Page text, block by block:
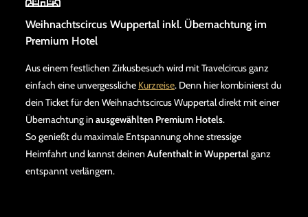
Weihnachtscircus Wuppertal inkl. Übernachtung im
Premium Hotel
Aus einem festlichen Zirkusbesuch wird mit Travelcircus ganz
einfach eine unvergessliche Kurzreise. Denn hier kombinierst du
dein Ticket für den Weihnachtscircus Wuppertal direkt mit einer
Übernachtung in ausgewählten Premium Hotels.
So genießt du maximale Entspannung ohne stressige
Heimfahrt und kannst deinen Aufenthalt in Wuppertalganz
entspannt verlängern.